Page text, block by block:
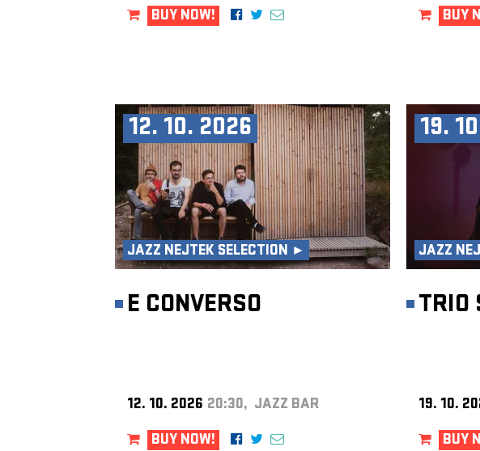
BUY NOW!
BUY
12. 10. 2026
JAZZ NEJTEK SELECTION ►
E CONVERSO
12. 10. 2026 20:30, JAZZ BAR
BUY NOW!
19.
JAZZ
TRIO
19. 10.
BUY